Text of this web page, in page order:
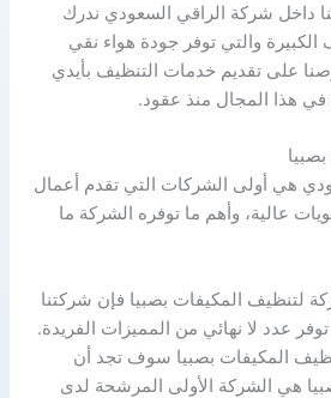
داخل شركة الراقي السعودي ندرك
والتي توفر جودة هواء نقي
على تقديم خدمات التنظيف بأيدي
في هذا المجال منذ عقود.
هي أولى الشركات التي تقدم أعمال
عالية، وأهم ما توفره الشركة ما
لتنظيف المكيفات بصبيا فإن شركتنا
توفر عدد لا نهائي من المميزات الفريدة.
المكيفات بصبيا سوف تجد أن
هي الشركة الأولى المرشحة لدى